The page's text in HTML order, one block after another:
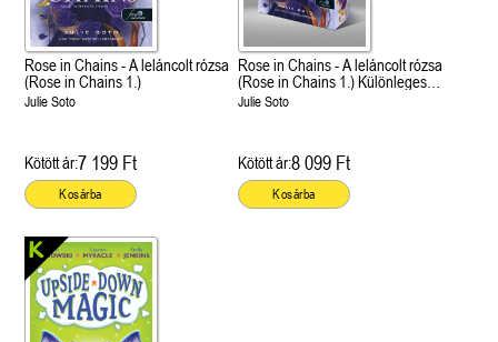
Rose in Chains - A leláncolt rózsa
(Rose in Chains 1.)
Julie Soto
Kötött ár:7 199 Ft
Kosárba
Rose in Chains - A leláncolt rózsa
(Rose in Chains 1.) Különleges
éldekorált kiadás!
Julie Soto
Kötött ár:8 099 Ft
Kosárba